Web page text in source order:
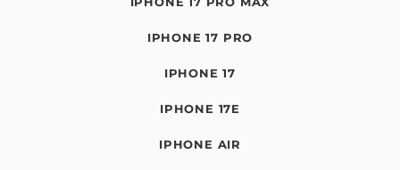
IPHONE 17 PRO
IPHONE 17
IPHONE 17E
IPHONE AIR